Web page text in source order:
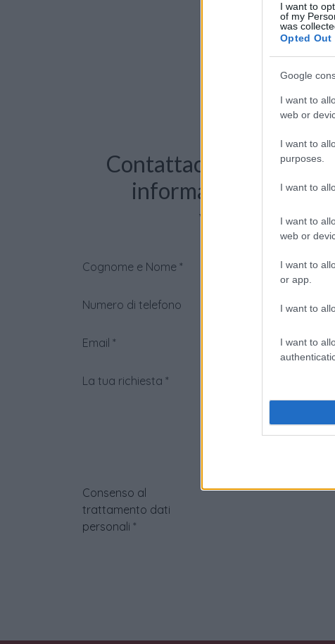
I want to
of my
was
Opted Out
Google
I want to
web or
I want to
purposes.
I want to
I want to
web or
I want to
or app.
I want to
I want to
Contattaci per
informazioni o
Cognome e Nome *
Numero di telefono
Email *
La tua richiesta *
Consenso al
trattamento dati
personali *